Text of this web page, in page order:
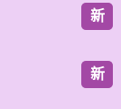
新
新